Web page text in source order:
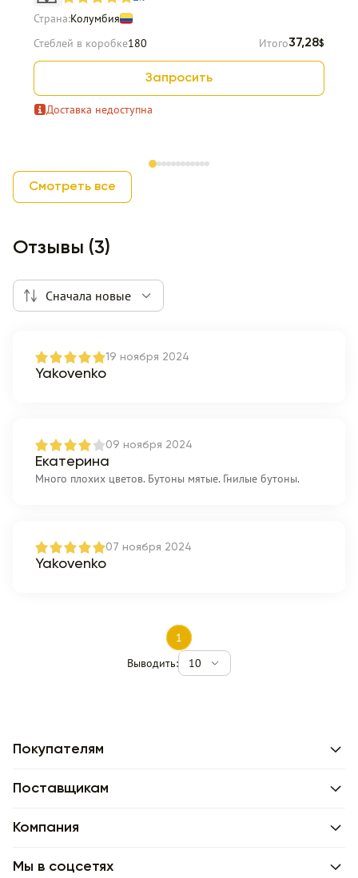
Страна:Колумбия
Стеблей в коробке180 Итого37,28$
Запросить
Доставка недоступна
Item 1 of 12
Смотреть все
Отзывы (3)
Сначала новые
19 ноября 2024
Yakovenko
09 ноября 2024
Екатерина
Много плохих цветов. Бутоны мятые. Гнилые бутоны.
07 ноября 2024
Yakovenko
1
Выводить:
10
Покупателям
Поставщикам
Компания
Мы в соцсетях